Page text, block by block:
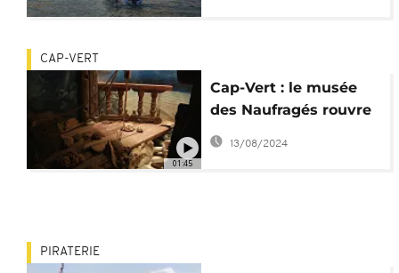
01:45
CAP-VERT
Cap-Vert : le musée
des Naufragés rouvre
après 2 ans de
13/08/2024
PIRATERIE